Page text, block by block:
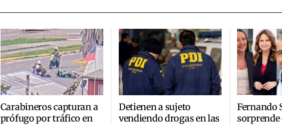
Carabineros capturan a
prófugo por tráfico en
Detienen a sujeto
vendiendo drogas en las
Fernando